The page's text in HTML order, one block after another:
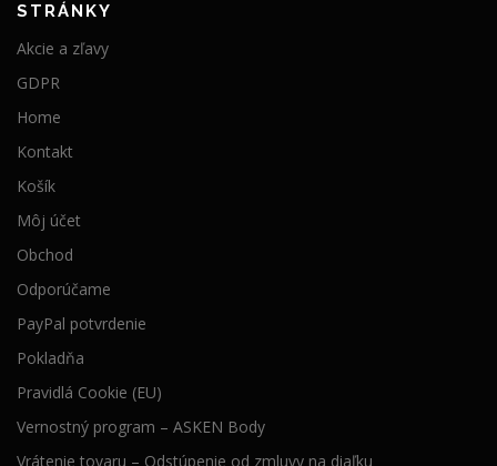
STRÁNKY
Akcie a zľavy
GDPR
Home
Kontakt
Košík
Môj účet
Obchod
Odporúčame
PayPal potvrdenie
Pokladňa
Pravidlá Cookie (EU)
Vernostný program – ASKEN Body
Vrátenie tovaru – Odstúpenie od zmluvy na diaľku